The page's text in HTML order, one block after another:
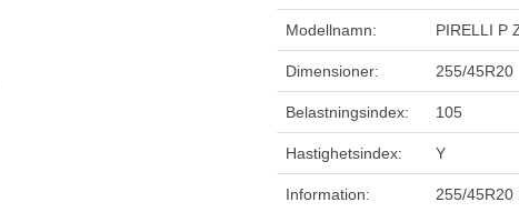
Modellnamn: PIRELLI P
Dimensioner: 255/45R20
Belastningsindex: 105
Hastighetsindex: Y
Information: 255/45R20